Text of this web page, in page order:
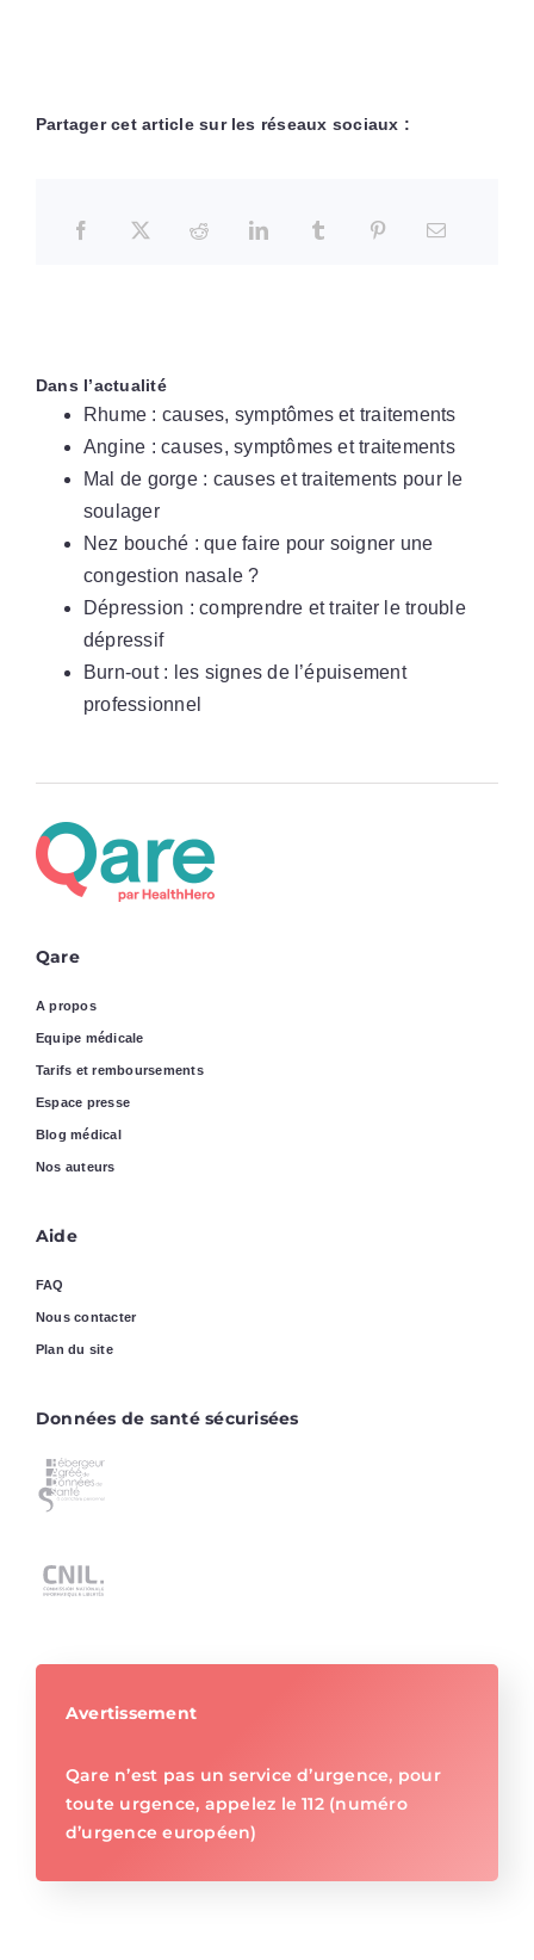
Partager cet article sur les réseaux sociaux :
Dans l’actualité
Rhume : causes, symptômes et traitements
Angine : causes, symptômes et traitements
Mal de gorge : causes et traitements pour le
soulager
Nez bouché : que faire pour soigner une
congestion nasale ?
Dépression : comprendre et traiter le trouble
dépressif
Burn-out : les signes de l’épuisement
professionnel
Qare
A propos
Equipe médicale
Tarifs et remboursements
Espace presse
Blog médical
Nos auteurs
Aide
FAQ
Nous contacter
Plan du site
Données de santé sécurisées
Avertissement
Qare n’est pas un service d’urgence, pour
toute urgence, appelez le 112 (numéro
d’urgence européen)